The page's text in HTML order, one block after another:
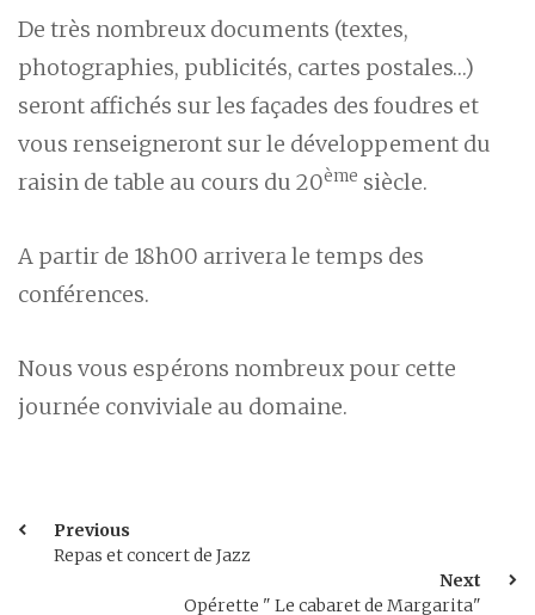
De très nombreux documents (textes,
photographies, publicités, cartes postales…)
seront affichés sur les façades des foudres et
vous renseigneront sur le développement du
raisin de table au cours du 20ème siècle.
A partir de 18h00 arrivera le temps des
conférences.
Nous vous espérons nombreux pour cette
journée conviviale au domaine.
Previous
Repas et concert de Jazz
Next
Opérette " Le cabaret de Margarita"